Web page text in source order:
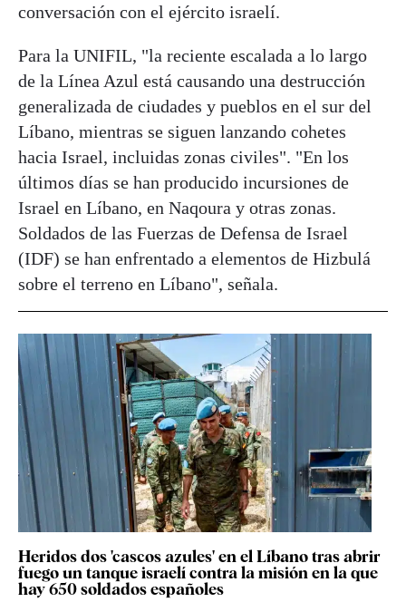
conversación con el ejército israelí.
Para la UNIFIL, "la reciente escalada a lo largo
de la Línea Azul está causando una destrucción
generalizada de ciudades y pueblos en el sur del
Líbano, mientras se siguen lanzando cohetes
hacia Israel, incluidas zonas civiles". "En los
últimos días se han producido incursiones de
Israel en Líbano, en Naqoura y otras zonas.
Soldados de las Fuerzas de Defensa de Israel
(IDF) se han enfrentado a elementos de Hizbulá
sobre el terreno en Líbano", señala.
Heridos dos 'cascos azules' en el Líbano tras abrir
fuego un tanque israelí contra la misión en la que
hay 650 soldados españoles